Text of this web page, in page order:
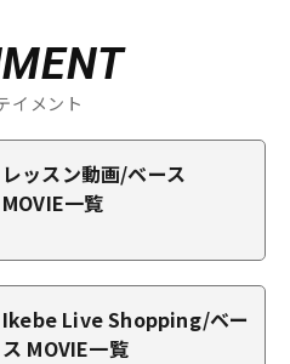
イメント
レッスン動画/ベース
MOVIE一覧
Ikebe Live Shopping/ベー
ス MOVIE一覧